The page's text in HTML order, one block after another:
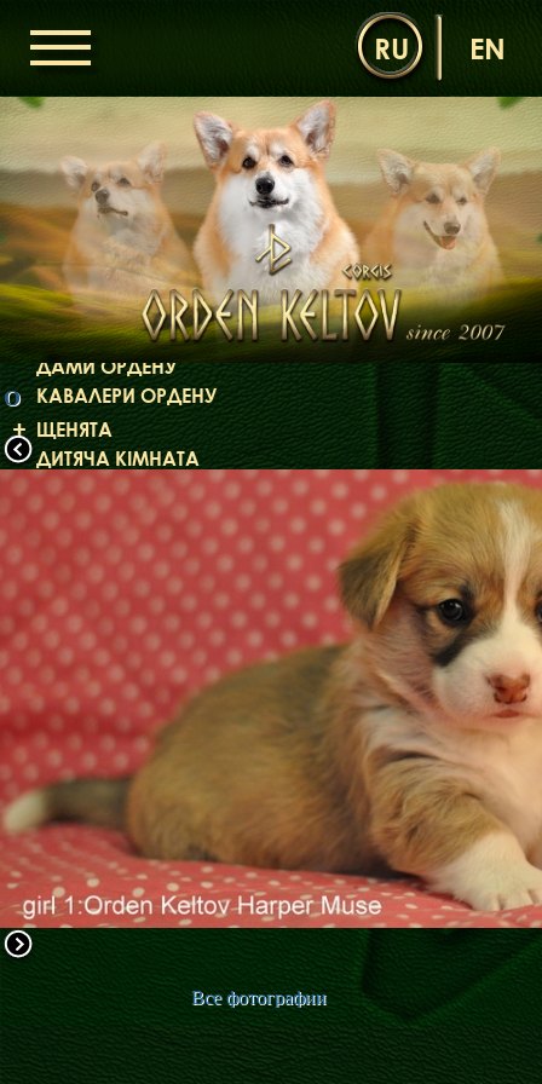
O
Все фотографии
RU EN
ОРДЕН КЕЛЬТІВ
НОВИНИ
ДИТЯЧА КІМНАТА
КОНТАКТИ
НАШІ КОРГІ
ДАМИ ОРДЕНУ
КАВАЛЕРИ ОРДЕНУ
ЩЕНЯТА
ДИТЯЧА КІМНАТА
БІБЛІОТЕКА
МІФИ
ФАКТИ
БЛОГ
ГАЛЕРЕЇ